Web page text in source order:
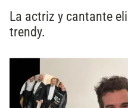
La actriz y cantante
trendy.